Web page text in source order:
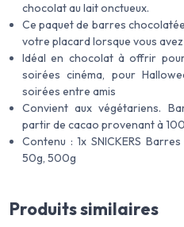
chocolat au lait onctueux.
Ce paquet de barres
votre placard lorsque vous
Idéal en chocolat à offrir
soirées cinéma, pour
soirées entre amis
Convient aux végétariens.
partir de cacao provenant à
Contenu : 1x SNICKERS
50g, 500g
Produits similaires